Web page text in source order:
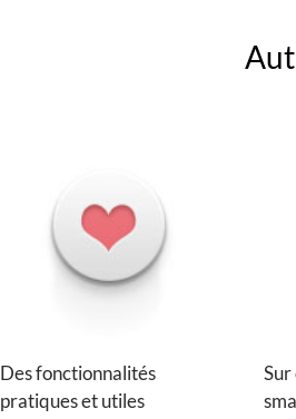
Des fonctionnalités
pratiques et utiles